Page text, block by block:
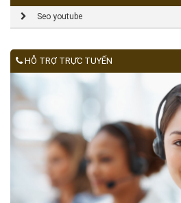
Seo youtube
HỖ TRỢ TRỰC TUYẾN